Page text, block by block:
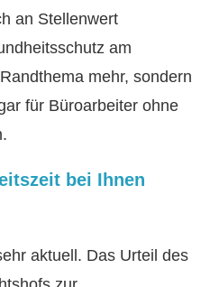
an Stellenwert
am
mehr, sondern
für Büroarbeiter ohne
bei Ihnen
aktuell. Das Urteil des